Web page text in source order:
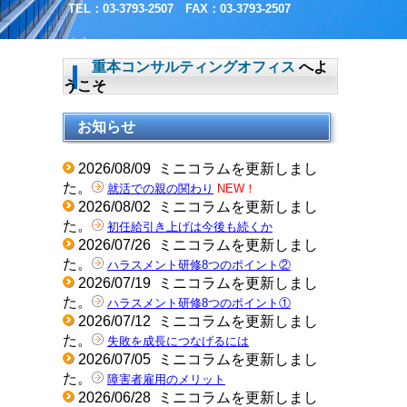
TEL：03-3793-2507 FAX：03-3793-2507
重本コンサルティングオフィス へよ
うこそ
お知らせ
2026/08/09
ミニコラムを更新しまし
た。
就活での親の関わり NEW！
2026/08/02
ミニコラムを更新しまし
た。
初任給引き上げは今後も続くか
2026/07/26
ミニコラムを更新しまし
た。
ハラスメント研修8つのポイント②
2026/07/19
ミニコラムを更新しまし
た。
ハラスメント研修8つのポイント①
2026/07/12
ミニコラムを更新しまし
た。
失敗を成長につなげるには
2026/07/05
ミニコラムを更新しまし
た。
障害者雇用のメリット
2026/06/28
ミニコラムを更新しまし